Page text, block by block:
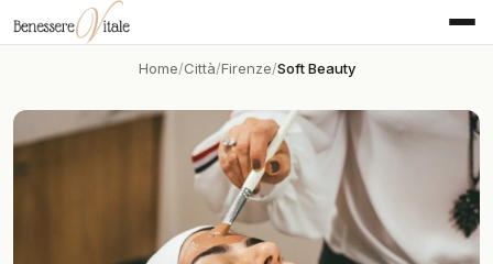
Home Città Firenze Soft Beauty